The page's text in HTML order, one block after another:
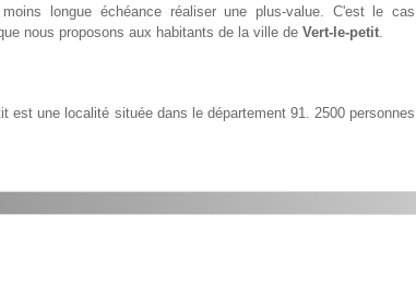
longue échéance réaliser une plus-value. C'est le cas
nous proposons aux habitants de la ville de Vert-le-petit
est une localité située dans le département 91. 2500 personnes